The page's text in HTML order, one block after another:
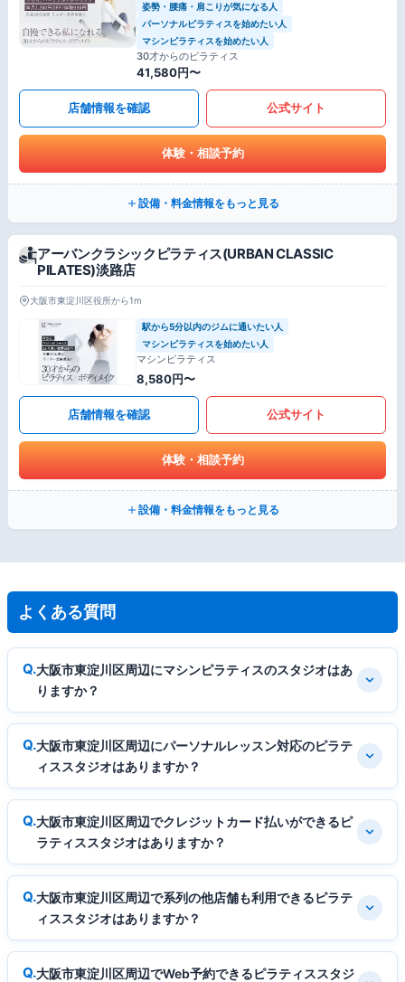
姿勢・腰痛・肩こりが気になる人
パーソナルピラティスを始めたい人
マシンピラティスを始めたい人
30才からのピラティス
41,580円〜
店舗情報を確認 公式サイト
体験・相談予約
設備・料金情報をもっと見る
アーバンクラシックピラティス(URBAN CLASSIC
PILATES)淡路店
大阪市東淀川区役所から1m
駅から5分以内のジムに通いたい人
マシンピラティスを始めたい人
マシンピラティス
8,580円〜
店舗情報を確認 公式サイト
体験・相談予約
設備・料金情報をもっと見る
よくある質問
大阪市東淀川区周辺にマシンピラティスのスタジオはあ
りますか？
大阪市東淀川区周辺にパーソナルレッスン対応のピラテ
ィススタジオはありますか？
大阪市東淀川区周辺でクレジットカード払いができるピ
ラティススタジオはありますか？
大阪市東淀川区周辺で系列の他店舗も利用できるピラテ
ィススタジオはありますか？
大阪市東淀川区周辺でWeb予約できるピラティススタジ